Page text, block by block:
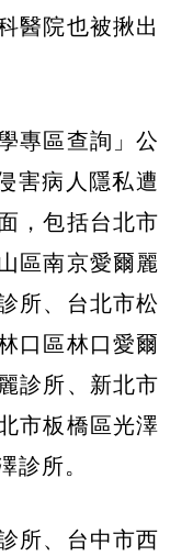
醫院也被揪出
專區查詢」公
害病人隱私遭
，包括台北市
區南京愛爾麗
所、台北市松
口區林口愛爾
診所、新北市
市板橋區光澤
診所。
所、台中市西